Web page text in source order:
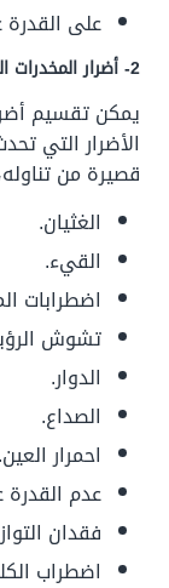
على القدرة
2- أضرار المخدرات الجسدية
يمكن تقسيم
الأضرار التي
قصيرة من
الغثيان.
القيء.
اضطرابات
تشوش
الدوار.
الصداع.
احمرار العين.
عدم القدرة
فقدان
اضطراب